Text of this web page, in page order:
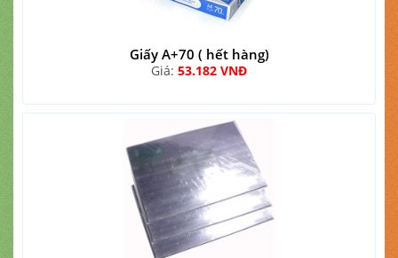
Giấy A+70 ( hết hàng)
Giá: 53.182 VNĐ